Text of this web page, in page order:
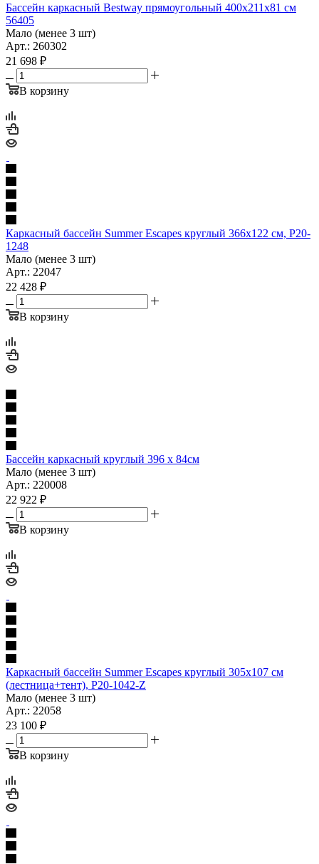
Бассейн каркасный Bestway прямоугольный 400х211х81 см
56405
Мало (менее 3 шт)
Арт.: 260302
21 698 ₽
В корзину
Каркасный бассейн Summer Escapes круглый 366x122 см, Р20-
1248
Мало (менее 3 шт)
Арт.: 22047
22 428 ₽
В корзину
Бассейн каркасный круглый 396 х 84см
Мало (менее 3 шт)
Арт.: 220008
22 922 ₽
В корзину
Каркасный бассейн Summer Escapes круглый 305х107 см
(лестница+тент), P20-1042-Z
Мало (менее 3 шт)
Арт.: 22058
23 100 ₽
В корзину